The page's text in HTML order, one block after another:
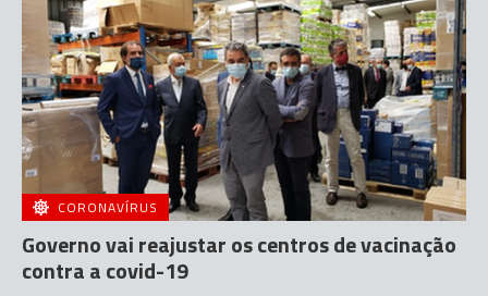
CORONAVÍRUS
Governo vai reajustar os centros de vacinação
contra a covid-19